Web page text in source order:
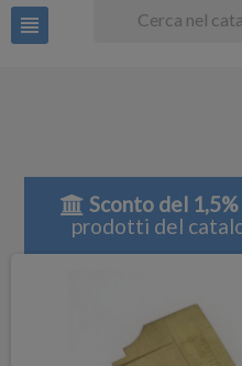
view_headline
Sconto del 1,5%
prodotti del